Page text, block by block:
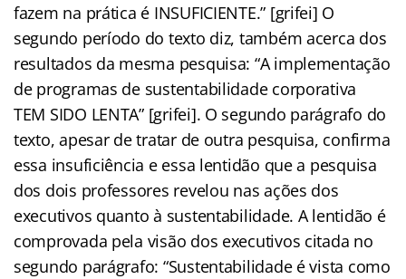
fazem na prática é INSUFICIENTE.” [grifei] O
segundo período do texto diz, também acerca dos
resultados da mesma pesquisa: “A implementação
de programas de sustentabilidade corporativa
TEM SIDO LENTA” [grifei]. O segundo parágrafo do
texto, apesar de tratar de outra pesquisa, confirma
essa insuficiência e essa lentidão que a pesquisa
dos dois professores revelou nas ações dos
executivos quanto à sustentabilidade. A lentidão é
comprovada pela visão dos executivos citada no
segundo parágrafo: “Sustentabilidade é vista como